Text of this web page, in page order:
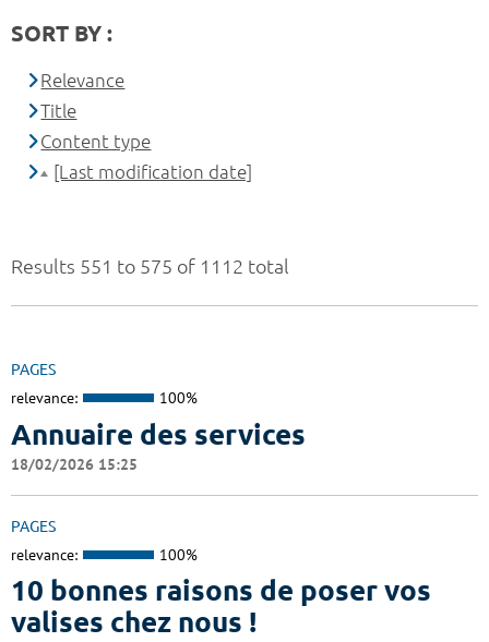
Results 551 to 575 of 1112 total
PAGES
relevance: 100%
Annuaire des services
18/02/2026 15:25
PAGES
relevance: 100%
10 bonnes raisons de poser vos
valises chez nous !
SORT BY :
Relevance
Title
Content type
[Last modification date]